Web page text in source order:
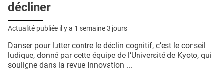
décliner
Actualité publiée il y a 1 semaine 3 jours
Danser pour lutter contre le déclin cognitif, c’est le conseil
ludique, donné par cette équipe de l’Université de Kyoto, qui
souligne dans la revue Innovation ...